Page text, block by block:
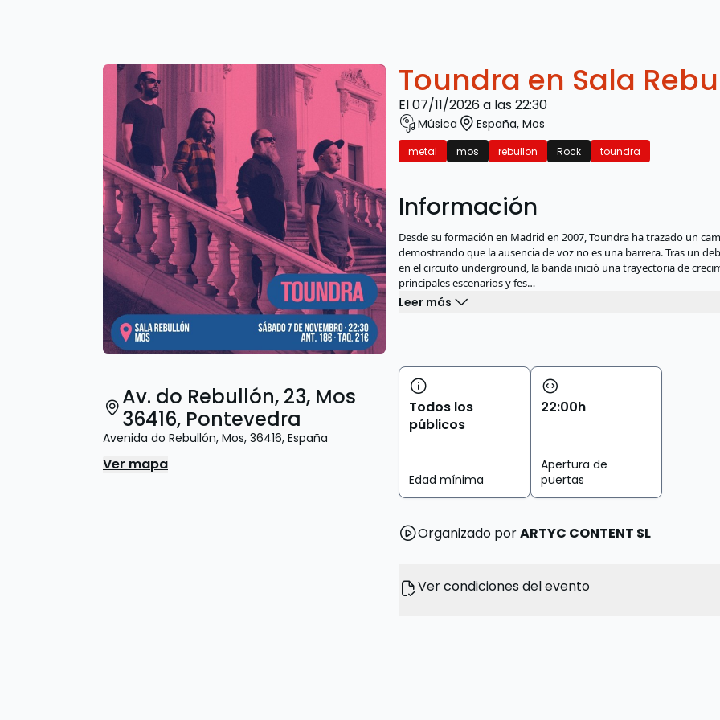
Av. do Rebullón, 23, Mos
36416, Pontevedra
Avenida do Rebullón, Mos, 36416, España
Ver mapa
Toundra en Sala
el 07/11/2026 a las 22:30
Música España, Mos
metal mos rebullon Rock toundra
Información
Desde su formación en Madrid en 2007, Toundra ha trazado un
demostrando que la ausencia de voz no es una barrera. Tras un
en el circuito underground, la banda inició una trayectoria de
principales escenarios y fes…
Leer más
Todos los
públicos
Edad mínima
22:00h
Apertura de
puertas
Organizado porARTYC CONTENT SL
Ver condiciones del evento